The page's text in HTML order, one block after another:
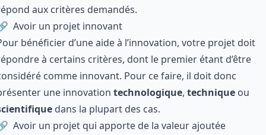
aux critères demandés.
Avoir un projet innovant
bénéficier d’une aide à l’innovation, votre projet doit
à certains critères, dont le premier étant d’être
comme innovant. Pour ce faire, il doit donc
une innovation technologique, techniqueou
dans la plupart des cas.
Avoir un projet qui apporte de la valeur ajoutée